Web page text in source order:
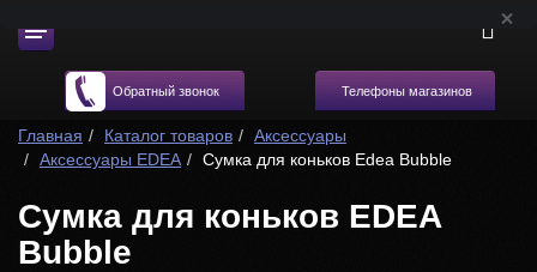
Обратный звонок Телефоны магазинов
Главная Каталог товаров
Аксессуары
Аксессуары EDEA
Cумка для коньков Edea Bubble
Сумка для коньков EDEA
Bubble